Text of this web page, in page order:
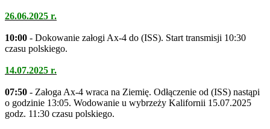
26.06.2025 r.
10:00 - Dokowanie załogi Ax-4 do (ISS). Start transmisji 10:30
czasu polskiego.
14.07.2025 r.
07:50 - Załoga Ax-4 wraca na Ziemię. Odłączenie od (ISS) nastąpi
o godzinie 13:05. Wodowanie u wybrzeży Kalifornii 15.07.2025
godz. 11:30 czasu polskiego.